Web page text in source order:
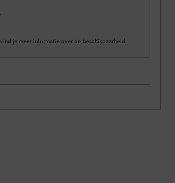
je meer informatie over de beschikbaarheid.